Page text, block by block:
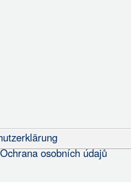
Ochrana osobních údajů